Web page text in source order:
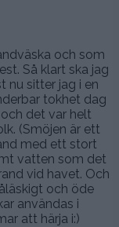
och som
Så klart ska jag
nu sitter jag i en
tokhet dag
det var helt
(Smöjen är ett
med ett stort
vatten som det
vid havet. Och
och öde
användas i
att härja i:)